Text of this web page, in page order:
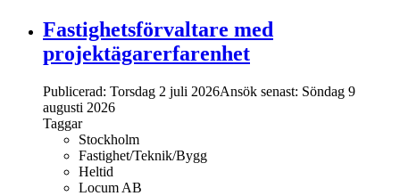
Fastighetsförvaltare med
projektägarerfarenhet
Publicerad: Torsdag 2 juli 2026Ansök senast: Söndag 9
augusti 2026
Taggar
Stockholm
Fastighet/Teknik/Bygg
Heltid
Locum AB